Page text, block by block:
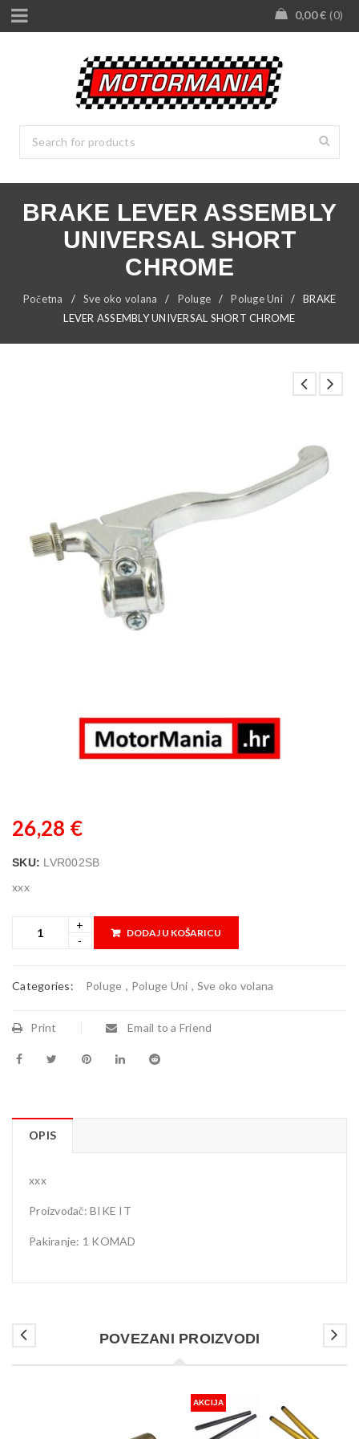
0,00€ 0
BRAKE LEVER ASSEMBLY
UNIVERSAL SHORT
CHROME
Početna / Sve oko volana / Poluge / Poluge Uni /
BRAKE
LEVER ASSEMBLY UNIVERSAL SHORT CHROME
26,28 €
SKU: LVR002SB
xxx
DODAJ U KOŠARICU
Categories: Poluge , Poluge Uni , Sve oko volana
Print Email to a Friend
OPIS
xxx
Proizvođač: BIKE IT
Pakiranje: 1 KOMAD
POVEZANI PROIZVODI
AKCIJA